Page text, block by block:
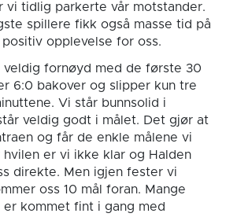
vi tidlig parkerte vår motstander.
spillere fikk også masse tid på
opplevelse for oss.
veldig fornøyd med de første 30
6:0 bakover og slipper kun tre
Vi står bunnsolid i
veldig godt i målet. Det gjør at
og får de enkle målene vi
er vi ikke klar og Halden
direkte. Men igjen fester vi
oss 10 mål foran. Mange
kommet fint i gang med